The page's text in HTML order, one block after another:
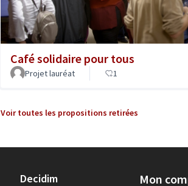
Café solidaire pour tous
Projet lauréat 1
Voir toutes les propositions retirées
Decidim Mon